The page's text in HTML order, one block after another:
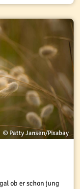
© Patty Jansen/Pixabay
ob er schon jung